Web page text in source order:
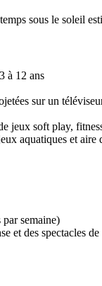
sous le soleil
à 12 ans
sur un
jeux soft play,
aquatiques et aire
semaine)
et des spectacles